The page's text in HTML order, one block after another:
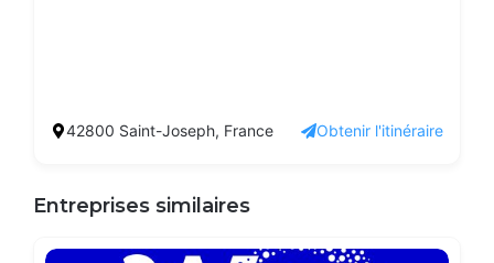
42800 Saint-Joseph, France Obtenir l'itinéraire
Entreprises similaires